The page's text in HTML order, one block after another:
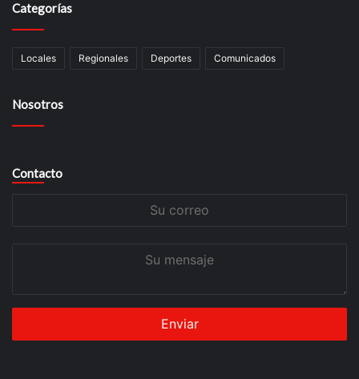
Categorías
Locales Regionales Deportes Comunicados
Nosotros
Contacto